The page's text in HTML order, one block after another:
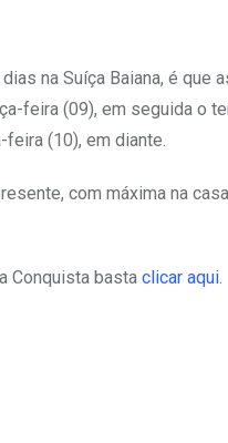
na Suíça Baiana, é que
feira (09), em seguida o
(10), em diante.
com máxima na
Conquista basta clicar aqui.